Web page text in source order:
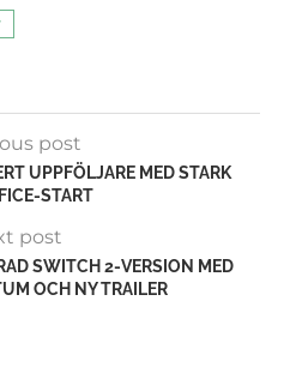
post
UPPFÖLJARE MED STARK
START
post
SWITCH 2-VERSION MED
OCH NY TRAILER